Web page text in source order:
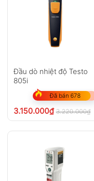
Đầu dò nhiệt độ Testo
805i
Đã bán 678
3.150.000₫ 3.220.000₫